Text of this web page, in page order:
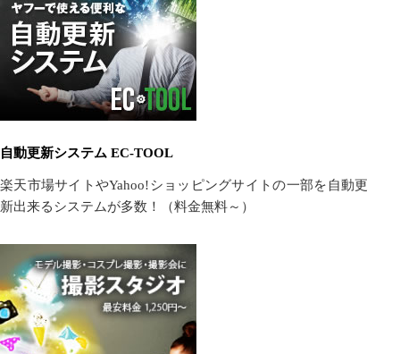
自動更新システム EC-TOOL
楽天市場サイトやYahoo!ショッピングサイトの一部を自動更
新出来るシステムが多数！（料金無料～）